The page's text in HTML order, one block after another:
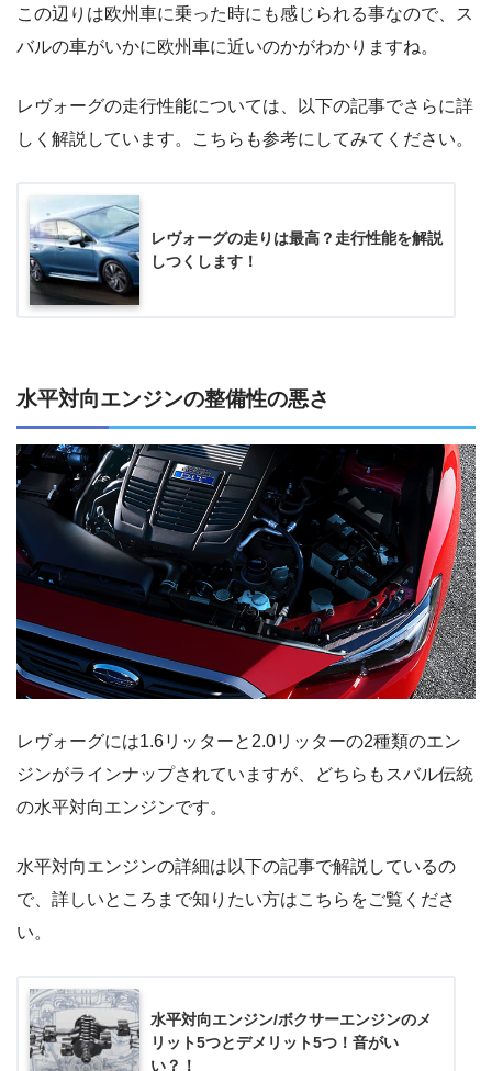
この辺りは欧州車に乗った時にも感じられる事なので、ス
バルの車がいかに欧州車に近いのかがわかりますね。
レヴォーグの走行性能については、以下の記事でさらに詳
しく解説しています。こちらも参考にしてみてください。
レヴォーグの走りは最高？走行性能を解説
しつくします！
水平対向エンジンの整備性の悪さ
レヴォーグには1.6リッターと2.0リッターの2種類のエン
ジンがラインナップされていますが、どちらもスバル伝統
の水平対向エンジンです。
水平対向エンジンの詳細は以下の記事で解説しているの
で、詳しいところまで知りたい方はこちらをご覧くださ
い。
水平対向エンジン/ボクサーエンジンのメ
リット5つとデメリット5つ！音がい
い？！